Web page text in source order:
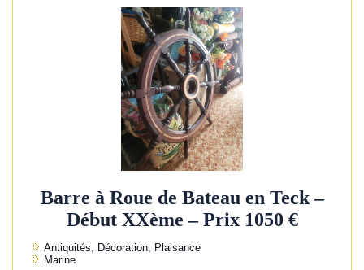
Barre à Roue de Bateau en Teck –
Début XXème – Prix 1050 €
Antiquités, Décoration, Plaisance
Marine